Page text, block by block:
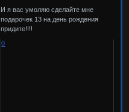
И я вас умоляю сделайте мне
подарочек 13 на день рождения
придите!!!!
0